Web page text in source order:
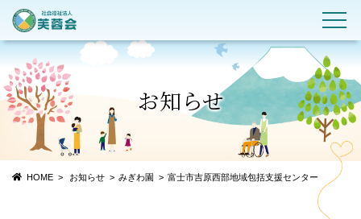
お知らせ
HOME お知らせ みぎわ園 富士市吉原西部地域包括支援センター